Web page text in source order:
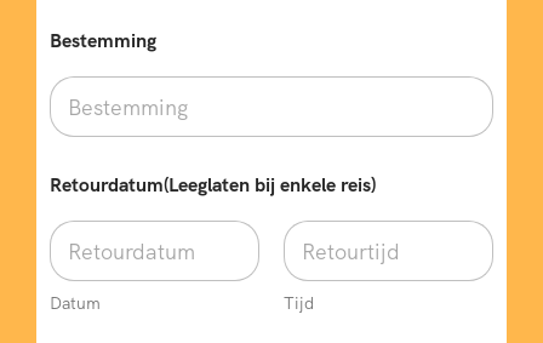
e
p
l
h
)
p
m
Bestemming
Retourdatum(Leeglaten bij enkele reis)
Datum Tijd